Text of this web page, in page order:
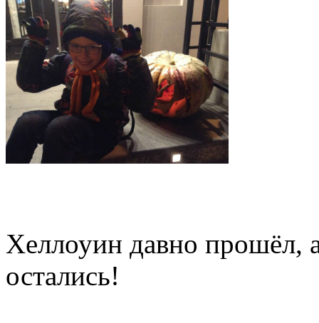
Хеллоуин давно прошёл,
остались!